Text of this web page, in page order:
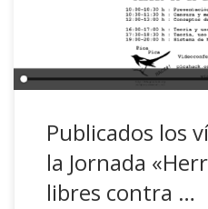
Publicados los
la Jornada
libres contra …